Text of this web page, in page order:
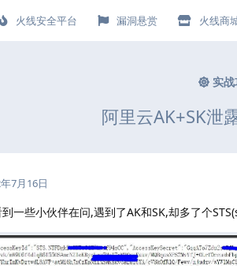
火线安全平台 漏洞悬赏 火线商
实
阿里云AK+SK泄
7月16日
一些小伙伴在问,遇到了AK和SK,却多了个